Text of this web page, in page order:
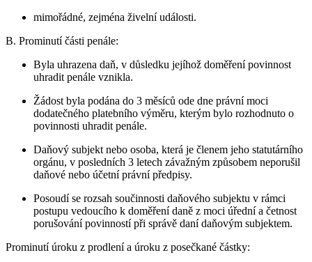
mimořádné, zejména živelní události.
B. Prominutí části penále:
Byla uhrazena daň, v důsledku jejíhož doměření povinnost
uhradit penále vznikla.
Žádost byla podána do 3 měsíců ode dne právní moci
dodatečného platebního výměru, kterým bylo rozhodnuto o
povinnosti uhradit penále.
Daňový subjekt nebo osoba, která je členem jeho statutárního
orgánu, v posledních 3 letech závažným způsobem neporušil
daňové nebo účetní právní předpisy.
Posoudí se rozsah součinnosti daňového subjektu v rámci
postupu vedoucího k doměření daně z moci úřední a četnost
porušování povinností při správě daní daňovým subjektem.
Prominutí úroku z prodlení a úroku z posečkané částky: